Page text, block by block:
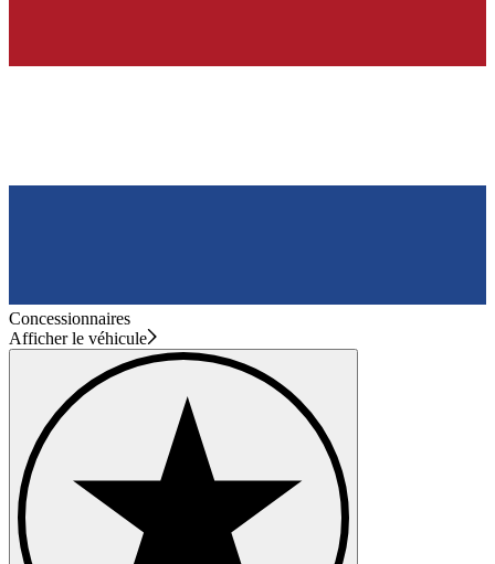
Concessionnaires
Afficher le véhicule